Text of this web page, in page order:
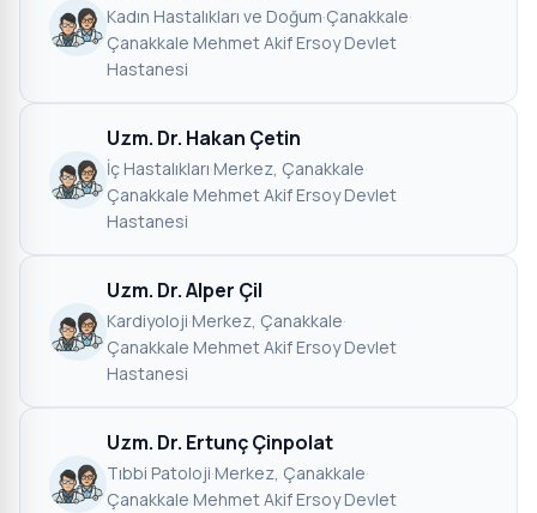
Kadın Hastalıkları ve Doğum·Çanakkale·
Çanakkale Mehmet Akif Ersoy Devlet
Hastanesi
Uzm. Dr. Hakan Çetin
İç Hastalıkları·Merkez, Çanakkale·
Çanakkale Mehmet Akif Ersoy Devlet
Hastanesi
Uzm. Dr. Alper Çil
Kardiyoloji·Merkez, Çanakkale·
Çanakkale Mehmet Akif Ersoy Devlet
Hastanesi
Uzm. Dr. Ertunç Çinpolat
Tıbbi Patoloji·Merkez, Çanakkale·
Çanakkale Mehmet Akif Ersoy Devlet